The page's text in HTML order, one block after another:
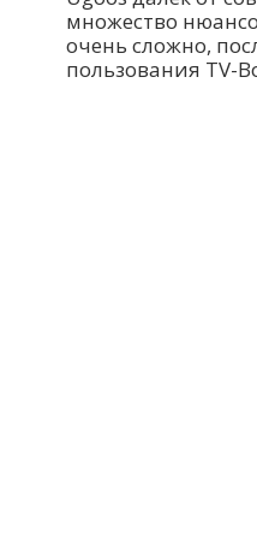
множество
очень сложно,
пользования TV-